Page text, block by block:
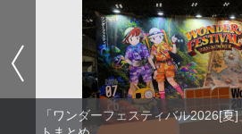
「ワンダーフェスティバル2026[夏